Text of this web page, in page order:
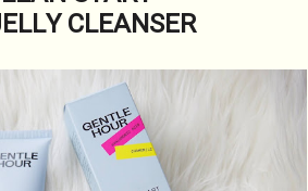
CLEANSER